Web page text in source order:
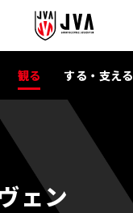
観る する・支える
ェン